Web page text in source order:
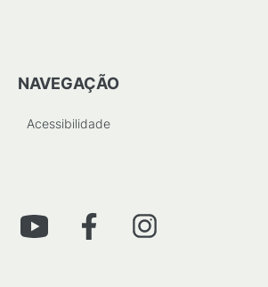
NAVEGAÇÃO
Acessibilidade